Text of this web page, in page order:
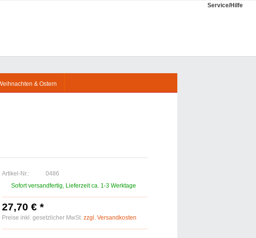
Service/Hilfe
& Ostern
Artikel-Nr.:
0486
Sofort versandfertig, Lieferzeit ca. 1-3 Werktage
27,70 € *
Preise inkl. gesetzlicher MwSt. zzgl. Versandkosten